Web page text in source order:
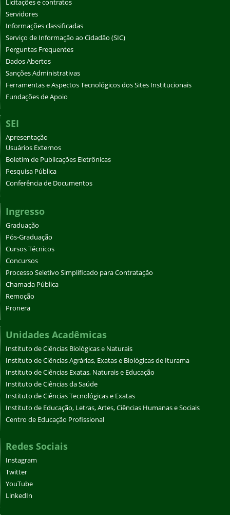
Licitações e contratos
Servidores
Informações classificadas
Serviço de Informação ao Cidadão (SIC)
Perguntas Frequentes
Dados Abertos
Sanções Administrativas
Ferramentas e Aspectos Tecnológicos dos Sites Institucionais
Fundações de Apoio
SEI
Apresentação
Usuários Externos
Boletim de Publicações Eletrônicas
Pesquisa Pública
Conferência de Documentos
Ingresso
Graduação
Pós-Graduação
Cursos Técnicos
Concursos
Processo Seletivo Simplificado para Contratação
Chamada Pública
Remoção
Pronera
Unidades Acadêmicas
Instituto de Ciências Biológicas e Naturais
Instituto de Ciências Agrárias, Exatas e Biológicas de Iturama
Instituto de Ciências Exatas, Naturais e Educação
Instituto de Ciências da Saúde
Instituto de Ciências Tecnológicas e Exatas
Instituto de Educação, Letras, Artes, Ciências Humanas e Sociais
Centro de Educação Profissional
Redes Sociais
Instagram
Twitter
YouTube
LinkedIn